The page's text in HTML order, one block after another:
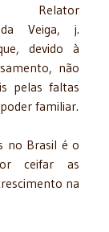
Relator
da Veiga, j.
devido à
não
pelas faltas
familiar.
no Brasil é o
ceifar as
na